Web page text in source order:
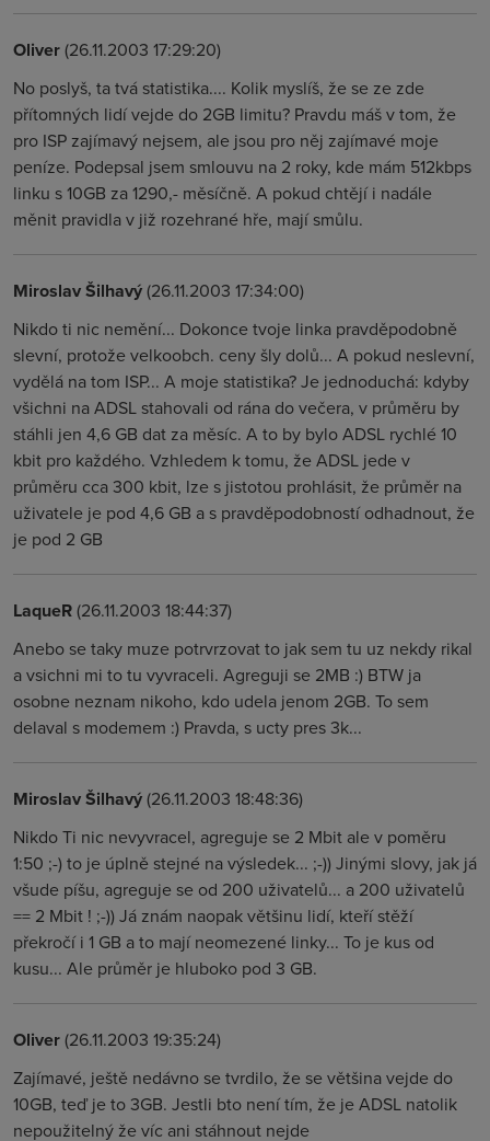
Oliver(26.11.2003 17:29:20)
No poslyš, ta tvá statistika.... Kolik myslíš, že se ze zde
přítomných lidí vejde do 2GB limitu? Pravdu máš v tom, že
pro ISP zajímavý nejsem, ale jsou pro něj zajímavé moje
peníze. Podepsal jsem smlouvu na 2 roky, kde mám 512kbps
linku s 10GB za 1290,- měsíčně. A pokud chtějí i nadále
měnit pravidla v již rozehrané hře, mají smůlu.
Miroslav Šilhavý(26.11.2003 17:34:00)
Nikdo ti nic nemění... Dokonce tvoje linka pravděpodobně
slevní, protože velkoobch. ceny šly dolů... A pokud neslevní,
vydělá na tom ISP... A moje statistika? Je jednoduchá: kdyby
všichni na ADSL stahovali od rána do večera, v průměru by
stáhli jen 4,6 GB dat za měsíc. A to by bylo ADSL rychlé 10
kbit pro každého. Vzhledem k tomu, že ADSL jede v
průměru cca 300 kbit, lze s jistotou prohlásit, že průměr na
uživatele je pod 4,6 GB a s pravděpodobností odhadnout, že
je pod 2 GB
LaqueR(26.11.2003 18:44:37)
Anebo se taky muze potrvrzovat to jak sem tu uz nekdy rikal
a vsichni mi to tu vyvraceli. Agreguji se 2MB :) BTW ja
osobne neznam nikoho, kdo udela jenom 2GB. To sem
delaval s modemem :) Pravda, s ucty pres 3k...
Miroslav Šilhavý(26.11.2003 18:48:36)
Nikdo Ti nic nevyvracel, agreguje se 2 Mbit ale v poměru
1:50 ;-) to je úplně stejné na výsledek... ;-)) Jinými slovy, jak já
všude píšu, agreguje se od 200 uživatelů... a 200 uživatelů
== 2 Mbit ! ;-)) Já znám naopak většinu lidí, kteří stěží
překročí i 1 GB a to mají neomezené linky... To je kus od
kusu... Ale průměr je hluboko pod 3 GB.
Oliver(26.11.2003 19:35:24)
Zajímavé, ještě nedávno se tvrdilo, že se většina vejde do
10GB, teď je to 3GB. Jestli bto není tím, že je ADSL natolik
nepoužitelný že víc ani stáhnout nejde